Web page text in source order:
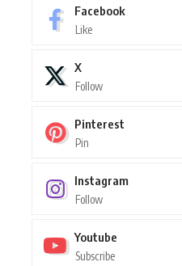
Facebook
Like
X
Follow
Pinterest
Pin
Instagram
Follow
Youtube
Subscribe